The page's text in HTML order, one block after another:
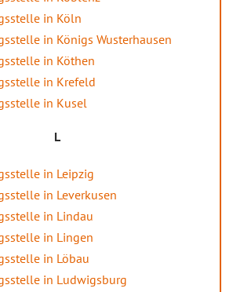
in Köln
in Königs Wusterhausen
in Köthen
in Krefeld
in Kusel
L
in Leipzig
in Leverkusen
in Lindau
in Lingen
in Löbau
in Ludwigsburg